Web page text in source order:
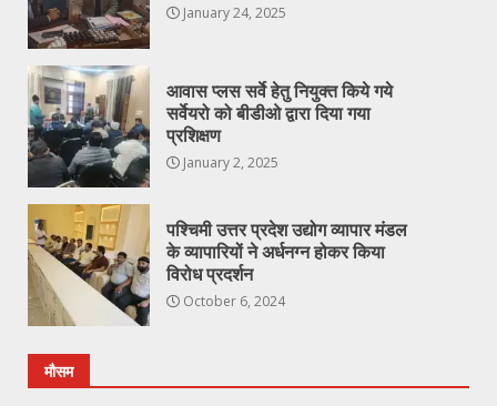
January 24, 2025
आवास प्लस सर्वे हेतु नियुक्त किये गये
सर्वेयरो को बीडीओ द्वारा दिया गया
प्रशिक्षण
January 2, 2025
पश्चिमी उत्तर प्रदेश उद्योग व्यापार मंडल
के व्यापारियों ने अर्धनग्न होकर किया
विरोध प्रदर्शन
October 6, 2024
मौसम